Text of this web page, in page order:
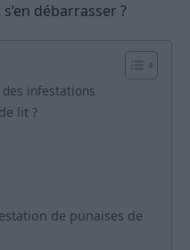
débarrasser ?
infestations
lit ?
de punaises de